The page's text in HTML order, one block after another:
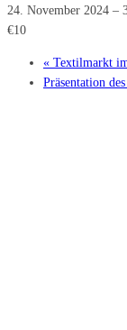
24. November 2024 –
€10
« Textilmarkt
Präsentation